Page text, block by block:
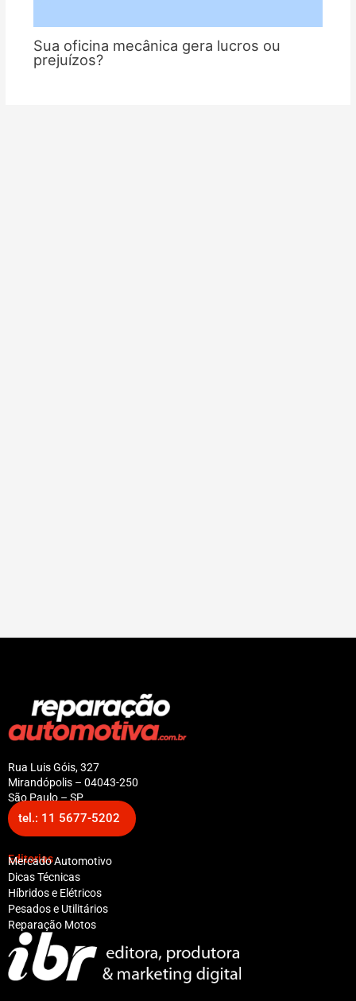
Sua oficina mecânica gera lucros ou
prejuízos?
Rua Luis Góis, 327
Mirandópolis – 04043-250
São Paulo – SP
tel.: 11 5677-5202
Editorias
Mercado Automotivo
Dicas Técnicas
Híbridos e Elétricos
Pesados e Utilitários
Reparação Motos